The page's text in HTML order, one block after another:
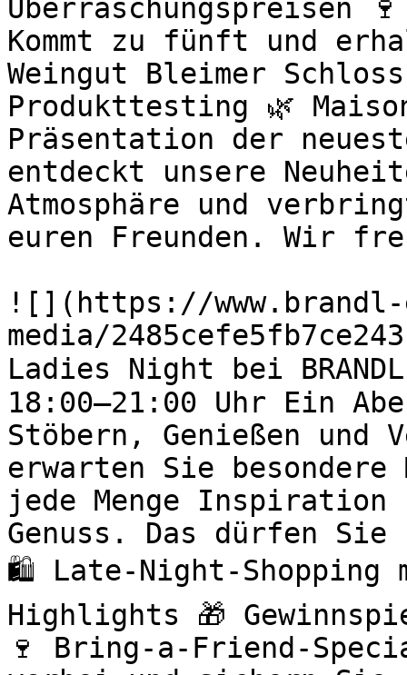
Überraschungspreisen
Kommt zu fünft und
Weingut Bleimer
Produkttesting 🌿
Präsentation der
entdeckt unsere
Atmosphäre und
euren Freunden. Wir
![](https://
media/
Ladies Night bei
18:00–21:00 Uhr Ein
Stöbern, Genießen und
erwarten Sie besondere
jede Menge
Genuss. Das dürfen
🛍️ Late-Night-
Highlights 🎁
🍷 Bring-a-Friend-